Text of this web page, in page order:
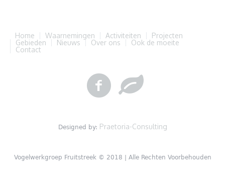
Home Waarnemingen Activiteiten
Projecten
Gebieden
Nieuws Over ons
Ook de moeite
Contact
Designed by: Praetoria-Consulting
Vogelwerkgroep Fruitstreek © 2018 | Alle Rechten Voorbehouden